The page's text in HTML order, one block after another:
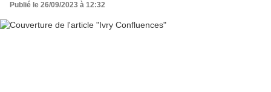
Publié le 26/09/2023 à 12:32